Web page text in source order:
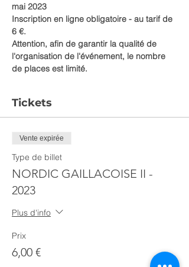
mai 2023
Inscription en ligne obligatoire - au tarif de
6 €.
Attention, afin de garantir la qualité de
l'organisation de l'événement, le nombre
de places est limité.
Tickets
Vente expirée
Type de billet
NORDIC GAILLACOISE II -
2023
Plus d'info
Prix
6,00 €